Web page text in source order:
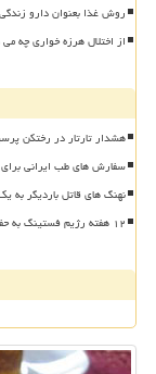
روش غذا بعنوان دارو
از اختلال هرزه خواری چه می
هشدار تارتار در رختکن
سفارش های طب ایرانی
نهنگ های قاتل باردیگر به
۱۲ هفته رژیم فستینگ به حفظ کاهش وزن در یک سال بعد کمک نماید